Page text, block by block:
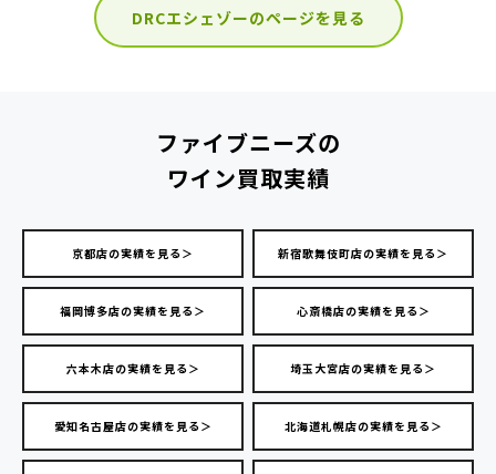
DRCエシェゾーのページを見る
ファイブニーズの
ワイン買取実績
京都店の実績を見る＞ 新宿歌舞伎町店の実績を見る＞
福岡博多店の実績を見る＞ 心斎橋店の実績を見る＞
六本木店の実績を見る＞ 埼玉大宮店の実績を見る＞
愛知名古屋店の実績を見る＞ 北海道札幌店の実績を見る＞